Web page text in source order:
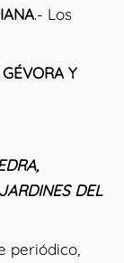
.- Los
Y
DEL
periódico,